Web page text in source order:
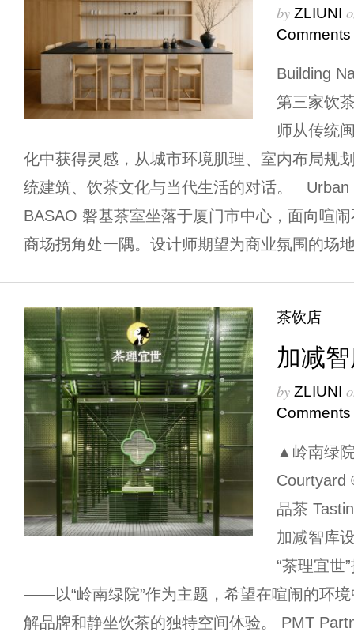
by ZLIUNI
Comments
Building
第三家饮
师从传统
化中获得灵感，从城市环境肌理、室内布局规
统建筑、饮茶⽂化与当代⽣活的对话。
BASAO 磐基茶室坐落于厦⻔市中⼼，⾯向喧
商场拐⻆处⼀隅。设计师期望为商业氛围的场
茶饮店
加减
by ZLIUNI
Comments
▲岭南绿
品茶
加减智库
“茶理宜世
——以“岭南绿院”作为主题，希望在喧闹的环
解品牌和静坐饮茶的独特空间体验。 PMT